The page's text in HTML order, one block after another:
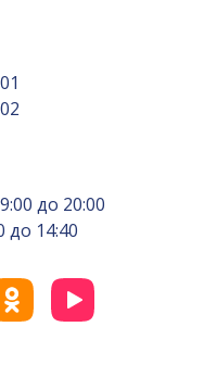
до 20:00
до 14:40